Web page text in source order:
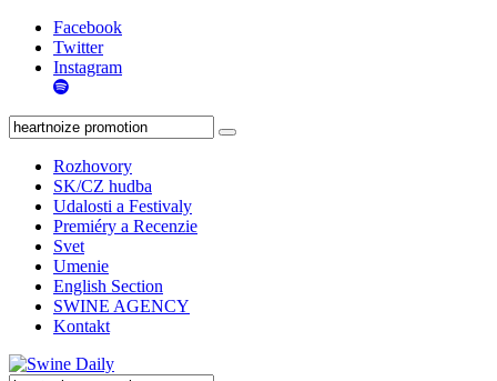
Facebook
Twitter
Instagram
Rozhovory
SK/CZ hudba
Udalosti a Festivaly
Premiéry a Recenzie
Svet
Umenie
English Section
SWINE AGENCY
Kontakt